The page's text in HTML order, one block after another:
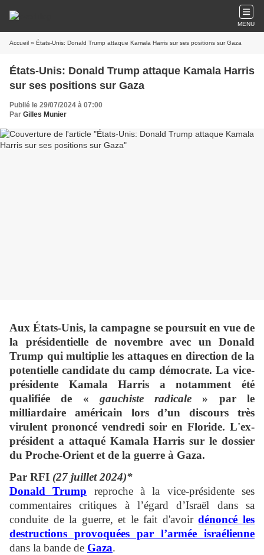
MENU
Accueil » États-Unis: Donald Trump attaque Kamala Harris sur ses positions sur Gaza
États-Unis: Donald Trump attaque Kamala Harris
sur ses positions sur Gaza
Publié le 29/07/2024 à 07:00
Par Gilles Munier
Aux États-Unis, la campagne se poursuit en vue de
la présidentielle de novembre avec un Donald
Trump qui multiplie les attaques en direction de la
potentielle candidate du camp démocrate. La vice-
présidente Kamala Harris a notamment été
qualifiée de « gauchiste radicale » par le
milliardaire américain lors d’un discours très
virulent prononcé vendredi soir en Floride. L'ex-
président a attaqué Kamala Harris sur le dossier
du Proche-Orient et de la guerre à Gaza.
Par RFI (27 juillet 2024)*
Donald Trump
reproche à la vice-présidente ses
commentaires critiques à l’égard d’Israël dans sa
conduite de la guerre, et le fait d'avoirdénoncé les
destructions provoquées par l’armée israélienne
dans la bande de Gaza.